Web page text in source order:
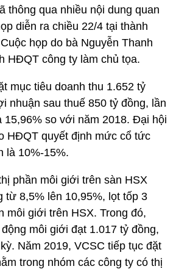
thông qua nhiều nội dung quan
diễn ra chiều 22/4 tại thành
họp do bà Nguyễn Thanh
HĐQT công ty làm chủ tọa.
mục tiêu doanh thu 1.652 tỷ
nhuận sau thuế 850 tỷ đồng, lần
15,96% so với năm 2018. Đại hội
HĐQT quyết định mức cổ tức
là 10%-15%.
phần môi giới trên sàn HSX
từ 8,5% lên 10,95%, lọt tốp 3
môi giới trên HSX. Trong đó,
môi giới đạt 1.017 tỷ đồng,
Năm 2019, VCSC tiếp tục đặt
trong nhóm các công ty có thị